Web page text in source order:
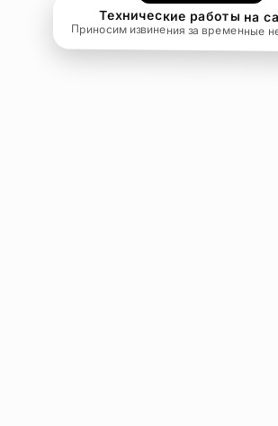
Технические работы на
Приносим извинения за временные